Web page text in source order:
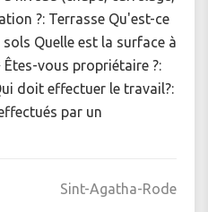
?: Terrasse Qu'est-ce
Quelle est la surface à
Êtes-vous propriétaire ?:
doit effectuer le travail?:
par un
Sint-Agatha-Rode